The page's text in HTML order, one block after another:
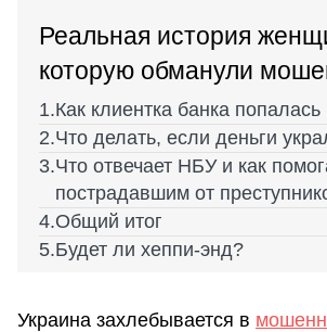
Реальная история
которую обманули
Как клиентка банка
Что делать, если деньги
Что отвечает НБУ и как
пострадавшим от
Общий итог
Будет ли хеппи-энд?
Украина захлебывается в